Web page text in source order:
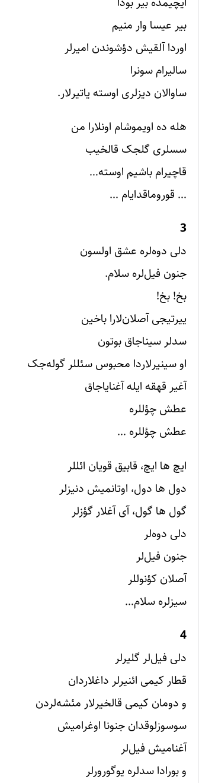
بیر عیسا وار منیم
اوردا آلقیش دؤشوندن امیرلر
سالیرام سونرا
ساوالان دیزلری اوسته یاتیرلار.
هله ده اویموشام اونلارا من
سسلری گلجک قالخیب
قاچیرام باشیم اوسته…
… قوروماقدایام …
3
دلی دوه‌لره عشق اولسون
جنون فیل‌لره سلام.
بخ! بخ!
ییرتیجی آصلان‌لارا باخین
سدلر سیناجاق بوتون
او سینیرلاردا محبوس سئللر گوله‌جک
آغیر قهقه ایله آغنایاجاق
عطش چؤللره
عطش چؤللره …
ایچ ها ایچ، قابیق قویان ائللر
دول ها دول، اوتانمیش دنیزلر
گول ها گول، آی آغلار گؤزلر
دلی دوه‌لر
جنون فیل‌لر
آصلان کؤنوللر
سیزلره سلام…
4
دلی فیل‌لر گلیرلر
قطار کیمی ائنیرلر داغلاردان
و دومان کیمی قالخیرلار مئشه‌لردن
سوسوزلوقدان جنونا اوغرامیش
آغنامیش فیل‌لر
و بورادا سدلره یوگورورلر